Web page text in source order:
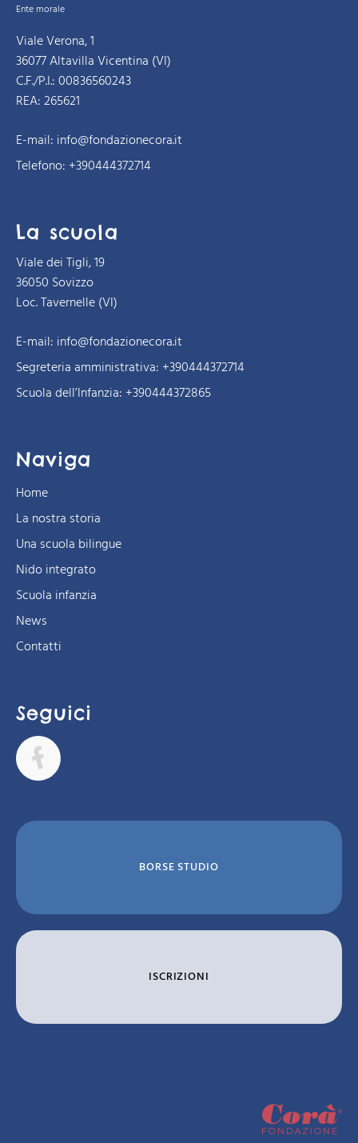
Ente morale
Viale Verona, 1
36077 Altavilla Vicentina (VI)
C.F./P.I.: 00836560243
REA: 265621
E-mail: info@fondazionecora.it
Telefono: +390444372714
La scuola
Viale dei Tigli, 19
36050 Sovizzo
Loc. Tavernelle (VI)
E-mail: info@fondazionecora.it
Segreteria amministrativa: +390444372714
Scuola dell’Infanzia: +390444372865
Naviga
Home
La nostra storia
Una scuola bilingue
Nido integrato
Scuola infanzia
News
Contatti
Seguici
BORSE STUDIO
ISCRIZIONI